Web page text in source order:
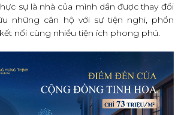
sự là nhà của mình dần được thay đổi
những căn hộ với sự tiện nghi, phồn
nối cùng nhiều tiện ích phong phú.